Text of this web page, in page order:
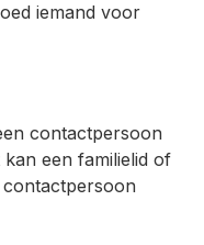
iemand voor
contactpersoon
een familielid of
contactpersoon